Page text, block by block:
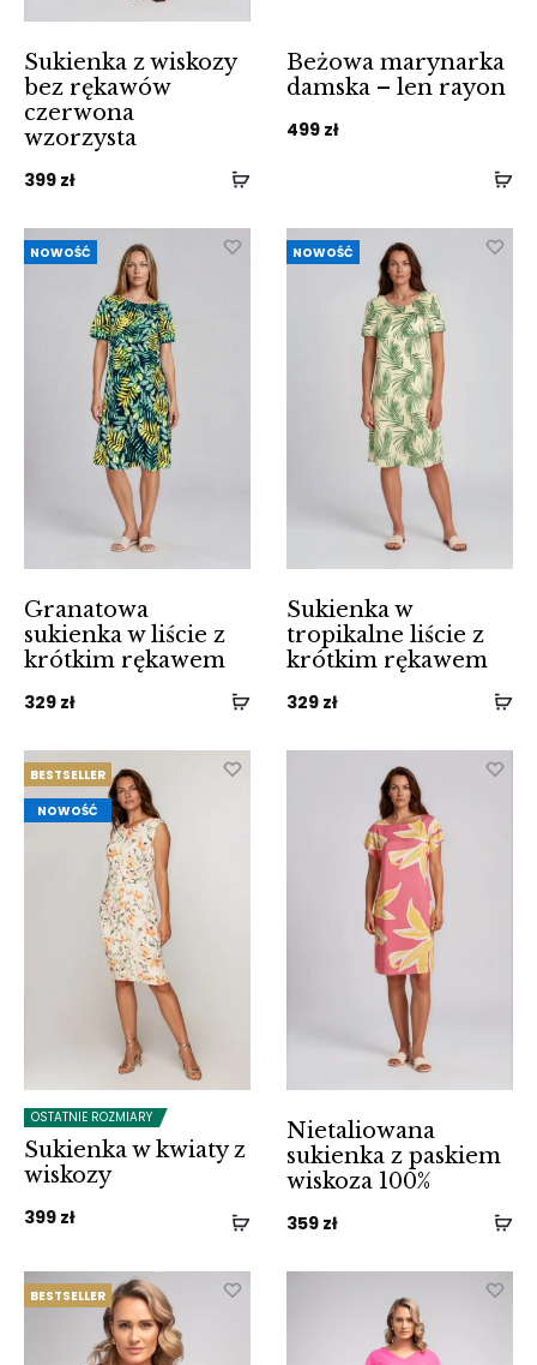
Sukienka z wiskozy
bez rękawów
czerwona
wzorzysta
399 zł
Beżowa marynarka
damska – len rayon
499 zł
NOWOŚĆ
Granatowa
sukienka w liście z
krótkim rękawem
329 zł
NOWOŚĆ
Sukienka w
tropikalne liście z
krótkim rękawem
329 zł
BESTSELLER
NOWOŚĆ
OSTATNIE ROZMIARY
Sukienka w kwiaty z
wiskozy
399 zł
Nietaliowana
sukienka z paskiem
wiskoza 100%
359 zł
BESTSELLER